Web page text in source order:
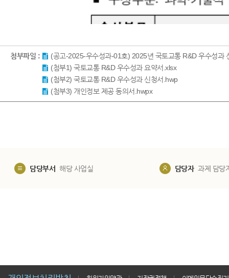
첨부파일 :
(공고-2025-우수성과-01호) 2025년 국토교통 R&D 우수성과
(첨부1) 국토교통 R&D 우수성과 요약서.xlsx
(첨부2) 국토교통 R&D 우수성과 신청서.hwp
(첨부3) 개인정보 제공 동의서.hwpx
담당부서 해당 사업실 담당자 과제 담당